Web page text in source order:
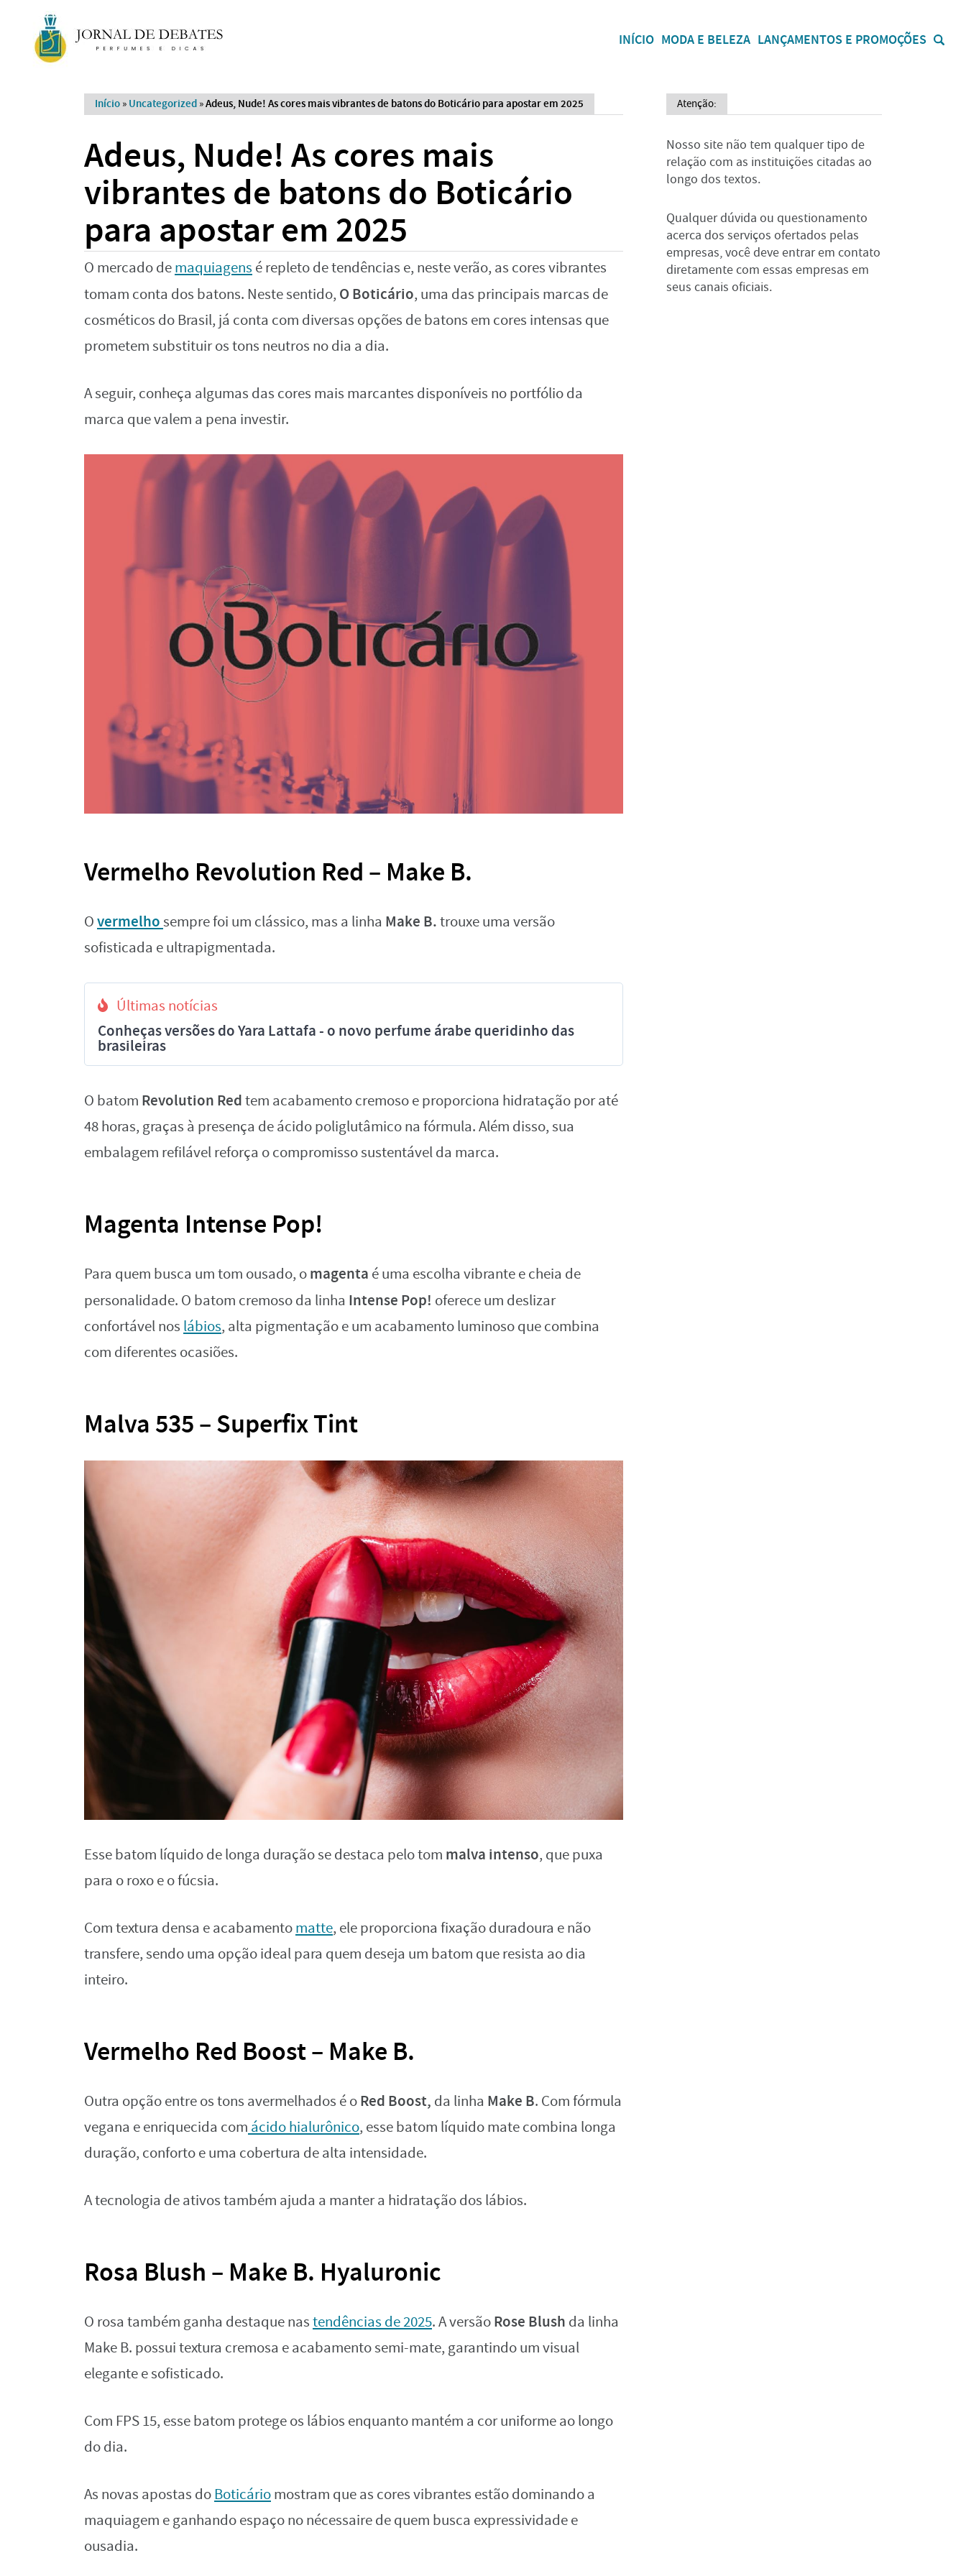
INÍCIO MODA E BELEZA LANÇAMENTOS E PROMOÇÕES
Início » Uncategorized »Adeus, Nude! As cores mais vibrantes de batons do Boticário para apostar em 2025
Adeus, Nude! As cores mais
vibrantes de batons do Boticário
para apostar em 2025
O mercado demaquiagens é repleto de tendências e, neste verão, as cores vibrantes
tomam conta dos batons. Neste sentido, O Boticário, uma das principais marcas de
cosméticos do Brasil, já conta com diversas opções de batons em cores intensas que
prometem substituir os tons neutros no dia a dia.
A seguir, conheça algumas das cores mais marcantes disponíveis no portfólio da
marca que valem a pena investir.
Vermelho Revolution Red – Make B.
Overmelhosempre foi um clássico, mas a linha Make B.trouxe uma versão
sofisticada e ultrapigmentada.
Últimas notícias
Conheças versões do Yara Lattafa - o novo perfume árabe queridinho das
brasileiras
O batom Revolution Redtem acabamento cremoso e proporciona hidratação por até
48 horas, graças à presença de ácido poliglutâmico na fórmula. Além disso, sua
embalagem refilável reforça o compromisso sustentável da marca.
Magenta Intense Pop!
Para quem busca um tom ousado, omagenta é uma escolha vibrante e cheia de
personalidade. O batom cremoso da linha Intense Pop! oferece um deslizar
confortável nos lábios, alta pigmentação e um acabamento luminoso que combina
com diferentes ocasiões.
Malva 535 – Superfix Tint
Esse batom líquido de longa duração se destaca pelo tom malva intenso, que puxa
para o roxo e o fúcsia.
Com textura densa e acabamentomatte, ele proporciona fixação duradoura e não
transfere, sendo uma opção ideal para quem deseja um batom que resista ao dia
inteiro.
Vermelho Red Boost – Make B.
Outra opção entre os tons avermelhados é oRed Boost, da linha Make B. Com fórmula
vegana e enriquecida com ácido hialurônico, esse batom líquido mate combina longa
duração, conforto e uma cobertura de alta intensidade.
A tecnologia de ativos também ajuda a manter a hidratação dos lábios.
Rosa Blush – Make B. Hyaluronic
O rosa também ganha destaque nastendências de 2025. A versãoRose Blush da linha
Make B. possui textura cremosa e acabamento semi-mate, garantindo um visual
elegante e sofisticado.
Com FPS 15, esse batom protege os lábios enquanto mantém a cor uniforme ao longo
do dia.
As novas apostas doBoticáriomostram que as cores vibrantes estão dominando a
maquiagem e ganhando espaço no nécessaire de quem busca expressividade e
ousadia.
Atenção:
Nosso site não tem qualquer tipo de
relação com as instituições citadas ao
longo dos textos.
Qualquer dúvida ou questionamento
acerca dos serviços ofertados pelas
empresas, você deve entrar em contato
diretamente com essas empresas em
seus canais oficiais.